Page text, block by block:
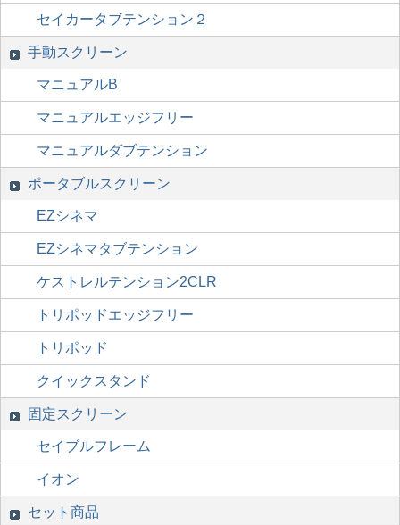
セイカータブテンション２
手動スクリーン
マニュアルB
マニュアルエッジフリー
マニュアルダブテンション
ポータブルスクリーン
EZシネマ
EZシネマタブテンション
ケストレルテンション2CLR
トリポッドエッジフリー
トリポッド
クイックスタンド
固定スクリーン
セイブルフレーム
イオン
セット商品